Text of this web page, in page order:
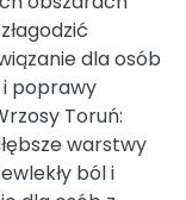
dla osób
i poprawy
Toruń:
warstwy
ból i